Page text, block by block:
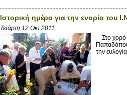
Ιστορική ημέρα για την ενορία
Τετάρτη 12 Οκτ 2011
Στο χορό
την